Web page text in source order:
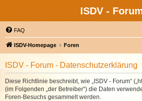
ISDV -
FAQ
ISDV-Homepage Foren
ISDV - Forum - Datenschutzerklärung
Diese Richtlinie beschreibt, wie „ISDV - Forum“
(im Folgenden „der Betreiber“) die Daten
Foren-Besuchs gesammelt werden.